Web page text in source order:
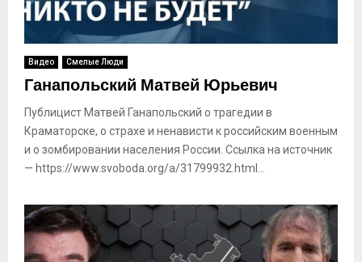
Видео Смелые Люди
Ганапольский Матвей Юрьевич
Публицист Матвей Ганапольский о трагедии в
Краматорске, о страхе и ненависти к российским военным
и о зомбировании населения России. Ссылка на источник
— https://www.svoboda.org/a/31799932.html...